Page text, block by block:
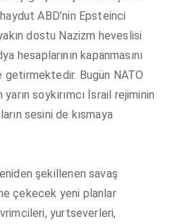
ABD’nin Epsteinci
dostu Nazizm heveslisi
hesaplarının kapanmasını
Bugün NATO
yarın soykırımcı İsrail rejiminin
sesini de kısmaya
şekillenen savaş
çekecek yeni planlar
yurtseverleri,